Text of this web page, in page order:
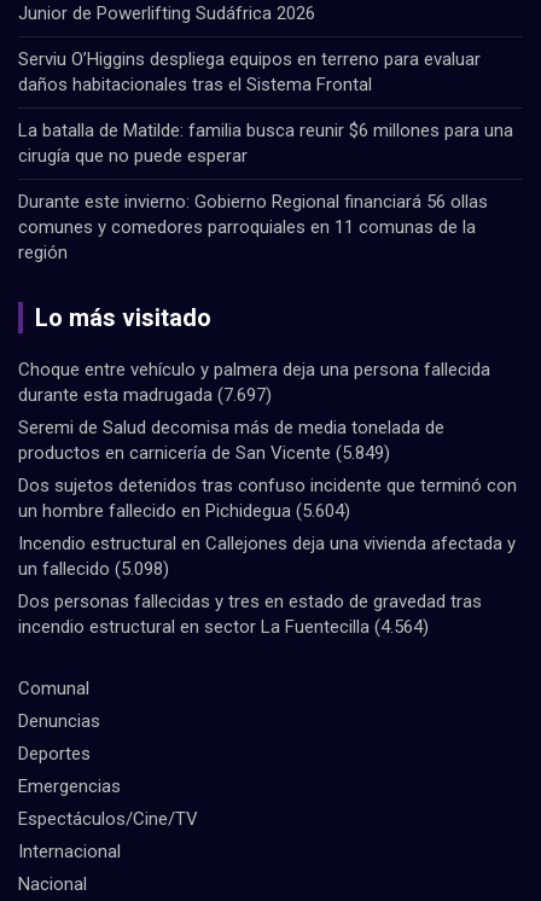
Junior de Powerlifting Sudáfrica 2026
Serviu O’Higgins despliega equipos en terreno para evaluar
daños habitacionales tras el Sistema Frontal
La batalla de Matilde: familia busca reunir $6 millones para una
cirugía que no puede esperar
Durante este invierno: Gobierno Regional financiará 56 ollas
comunes y comedores parroquiales en 11 comunas de la
región
Lo más visitado
Choque entre vehículo y palmera deja una persona fallecida
durante esta madrugada (7.697)
Seremi de Salud decomisa más de media tonelada de
productos en carnicería de San Vicente (5.849)
Dos sujetos detenidos tras confuso incidente que terminó con
un hombre fallecido en Pichidegua (5.604)
Incendio estructural en Callejones deja una vivienda afectada y
un fallecido (5.098)
Dos personas fallecidas y tres en estado de gravedad tras
incendio estructural en sector La Fuentecilla (4.564)
Comunal
Denuncias
Deportes
Emergencias
Espectáculos/Cine/TV
Internacional
Nacional